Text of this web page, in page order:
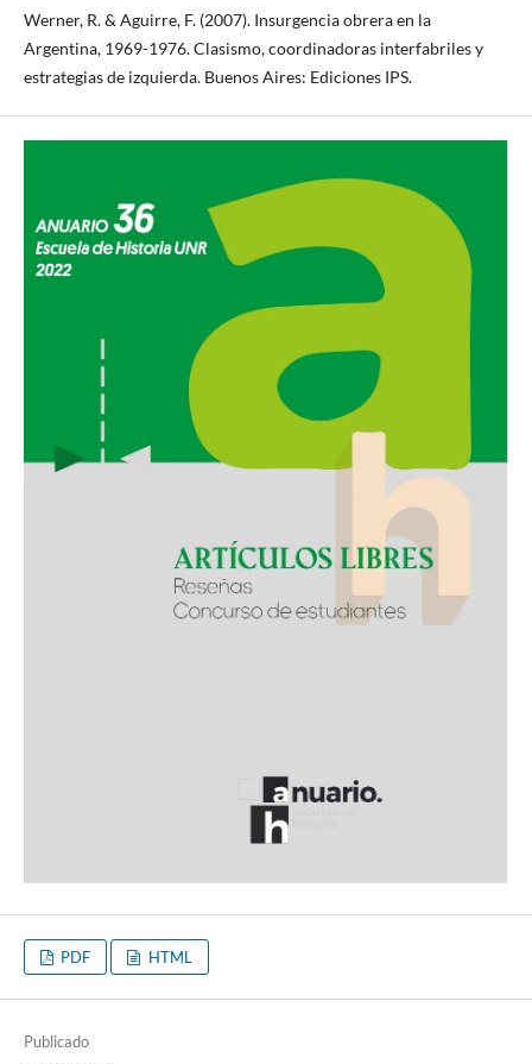
Werner, R. & Aguirre, F. (2007). Insurgencia obrera en la
Argentina, 1969-1976. Clasismo, coordinadoras interfabriles y
estrategias de izquierda. Buenos Aires: Ediciones IPS.
PDF HTML
Publicado